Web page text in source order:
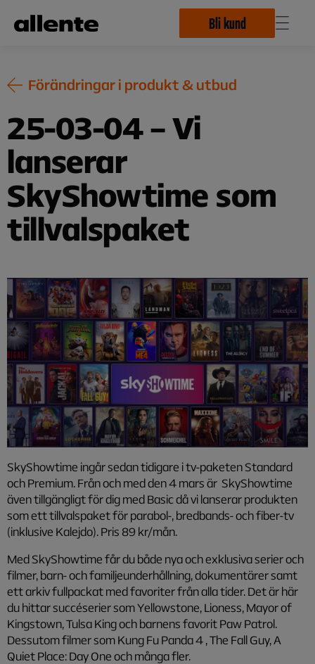
Bli kund
Förändringar i produkt & utbud
25-03-04 – Vi
lanserar
SkyShowtime som
tillvalspaket
SkyShowtime ingår sedan tidigare i tv-paketen Standard
och Premium. Från och med den 4 mars är SkyShowtime
även tillgängligt för dig med Basic då vi lanserar produkten
som ett tillvalspaket för parabol-, bredbands- och fiber-tv
(inklusive Kalejdo). Pris 89 kr/mån.
Med SkyShowtime får du både nya och exklusiva serier och
filmer, barn- och familjeunderhållning, dokumentärer samt
ett arkiv fullpackat med favoriter från alla tider. Det är här
du hittar succéserier som Yellowstone, Lioness, Mayor of
Kingstown, Tulsa King och barnens favorit Paw Patrol.
Dessutom filmer som Kung Fu Panda 4 , The Fall Guy, A
Quiet Place: Day One och många fler.